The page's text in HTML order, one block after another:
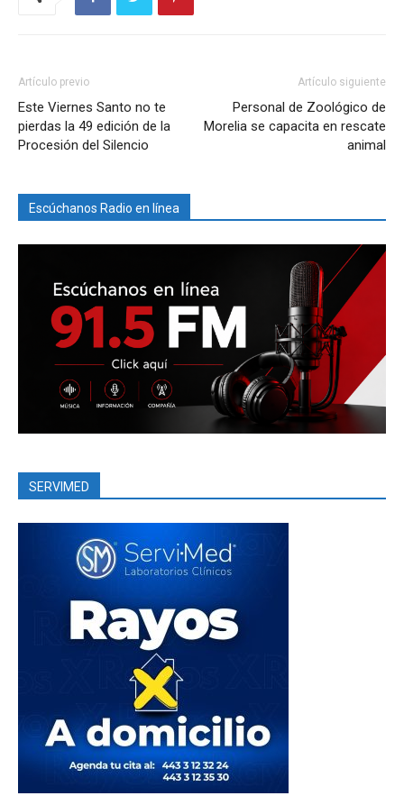
Artículo previo
Este Viernes Santo no te
pierdas la 49 edición de la
Procesión del Silencio
Artículo siguiente
Personal de Zoológico de
Morelia se capacita en rescate
animal
Escúchanos Radio en línea
SERVIMED